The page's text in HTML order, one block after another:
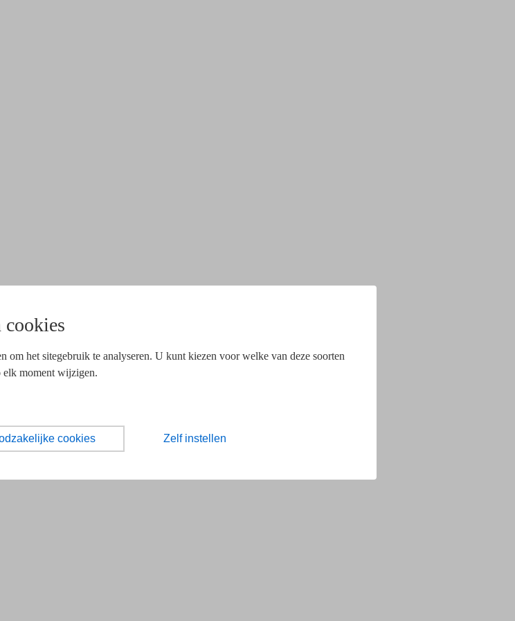
cookies
om het sitegebruik te analyseren. U kunt kiezen voor welke van deze soorten
elk moment wijzigen.
cookies Zelf instellen